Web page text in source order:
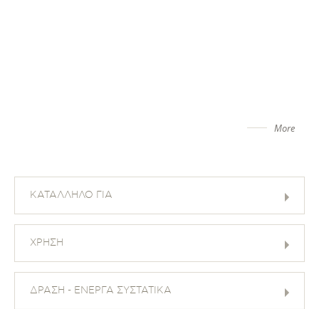
More
ΚΑΤΑΛΛΗΛΟ ΓΙΑ
ΧΡΗΣΗ
ΔΡΑΣΗ - ΕΝΕΡΓΑ ΣΥΣΤΑΤΙΚΑ